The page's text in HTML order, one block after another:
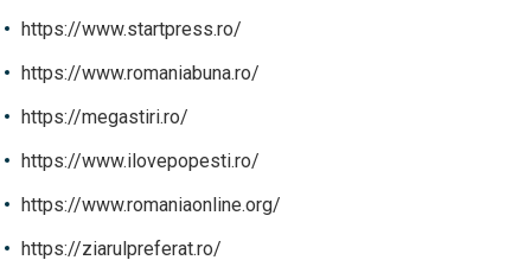
https://www.startpress.ro/
https://www.romaniabuna.ro/
https://megastiri.ro/
https://www.ilovepopesti.ro/
https://www.romaniaonline.org/
https://ziarulpreferat.ro/